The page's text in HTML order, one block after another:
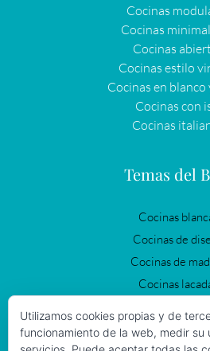
Cocinas
Cocinas
Cocinas
Cocinas estilo
Cocinas en blanco
Cocinas con
Cocinas
Temas del
Cocinas
Cocinas de
Cocinas de
Cocinas
Cocinas
Utilizamos cookies propias y de
funcionamiento de la web, medir su